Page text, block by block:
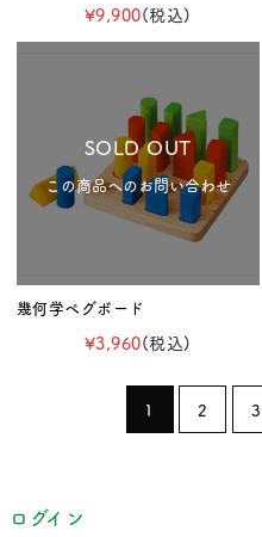
¥9,900(税込)
SOLD OUT
この商品へのお問い合わせ
幾何学ペグボード
¥3,960(税込)
1 2 3
ログイン